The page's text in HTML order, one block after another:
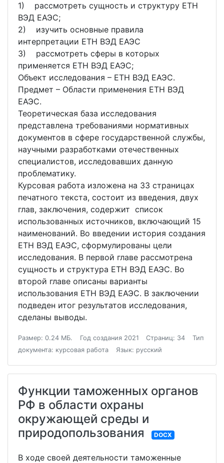
1) рассмотреть сущность и структуру ЕТН
ВЭД ЕАЭС;
2) изучить основные правила
интерпретации ЕТН ВЭД ЕАЭС
3) рассмотреть сферы в которых
применяется ЕТН ВЭД ЕАЭС;
Объект исследования – ЕТН ВЭД ЕАЭС.
Предмет – Области применения ЕТН ВЭД
ЕАЭС.
Теоретическая база исследования
представлена требованиями нормативных
документов в сфере государственной службы,
научными разработками отечественных
специалистов, исследовавших данную
проблематику.
Курсовая работа изложена на 33 страницах
печатного текста, состоит из введения, двух
глав, заключения, содержит список
использованных источников, включающий 15
наименований. Во введении история создания
ЕТН ВЭД ЕАЭС, сформулированы цели
исследования. В первой главе рассмотрена
сущность и структура ЕТН ВЭД ЕАЭС. Во
второй главе описаны варианты
использования ЕТН ВЭД ЕАЭС. В заключении
подведен итог результатов исследования,
сделаны выводы.
Размер: 0.24 МБ. Год создания 2021 Страниц: 34
Тип
документа: курсовая работа
Язык: русский
Функции таможенных органов
РФ в области охраны
окружающей среды и
природопользования
DOCX
В ходе своей деятельности таможенные